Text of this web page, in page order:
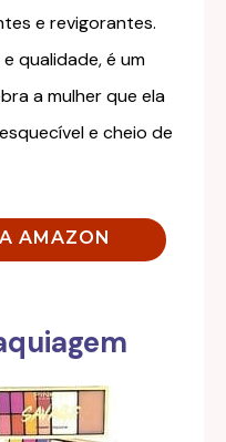
e revigorantes.
qualidade, é um
a mulher que ela
e cheio de
AMAZON